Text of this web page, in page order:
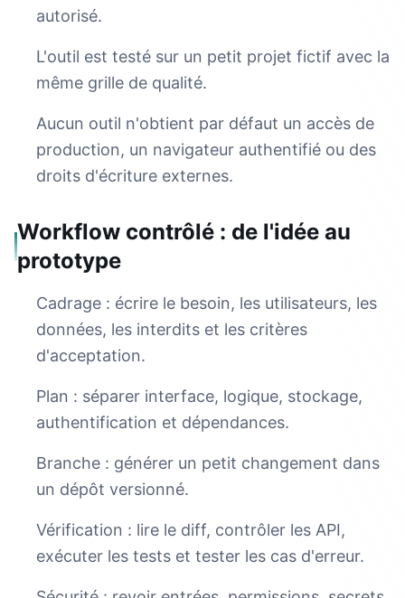
autorisé.
L'outil est testé sur un petit projet fictif avec la
même grille de qualité.
Aucun outil n'obtient par défaut un accès de
production, un navigateur authentifié ou des
droits d'écriture externes.
Workflow contrôlé : de l'idée au
prototype
Cadrage : écrire le besoin, les utilisateurs, les
données, les interdits et les critères
d'acceptation.
Plan : séparer interface, logique, stockage,
authentification et dépendances.
Branche : générer un petit changement dans
un dépôt versionné.
Vérification : lire le diff, contrôler les API,
exécuter les tests et tester les cas d'erreur.